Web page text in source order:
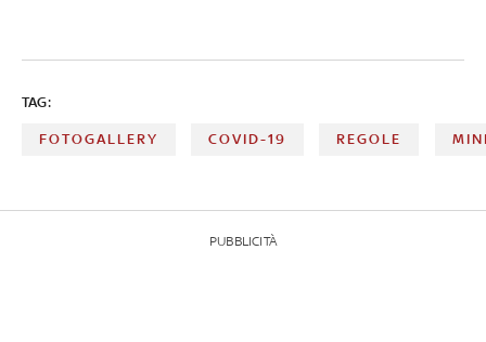
TAG:
FOTOGALLERY COVID-19 REGOLE
PUBBLICITÀ